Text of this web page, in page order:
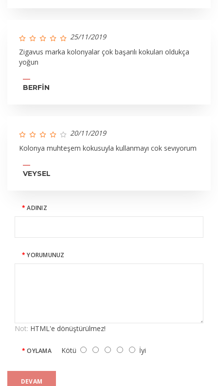
25/11/2019
Zigavus marka kolonyalar çok başarılı kokuları oldukça
yoğun
BERFİN
20/11/2019
Kolonya muhteşem kokusuyla kullanmayı cok sevıyorum
VEYSEL
ADINIZ
YORUMUNUZ
Not: HTML'e dönüştürülmez!
OYLAMAKötü İyi
DEVAM